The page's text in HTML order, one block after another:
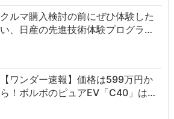
クルマ購入検討の前にぜひ体験した
い、日産の先進技術体験プログラ…
【ワンダー速報】価格は599万円か
ら！ボルボのピュアEV「C40」は…